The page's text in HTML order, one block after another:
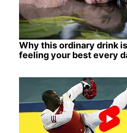
Why this ordinary drink
feeling your best every